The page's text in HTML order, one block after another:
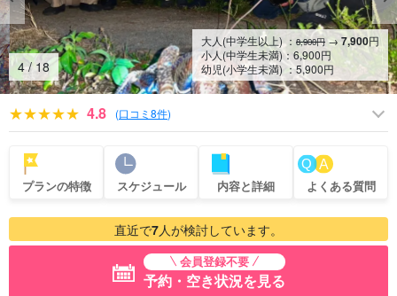
5/ 18
大人(中学生以上) ： 8,900円 →7,900円
小人(中学生未満)： 6,900円
幼児(小学生未満) ：5,900円
4.8 (口コミ8件)
プランの特徴 スケジュール 内容と詳細 よくある質問
直近で7人が検討しています。
会員登録不要
予約・空き状況を見る